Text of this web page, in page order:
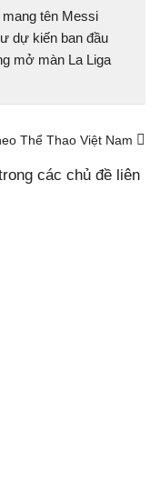
tên Messi
dự kiến ban đầu
mở màn La Liga
Thể Thao Việt Nam
các chủ đề liên